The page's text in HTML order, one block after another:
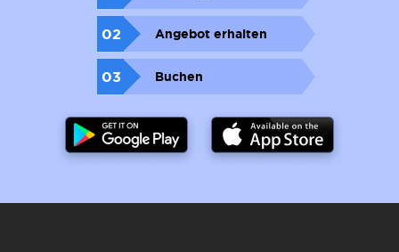
02 Angebot erhalten
03 Buchen